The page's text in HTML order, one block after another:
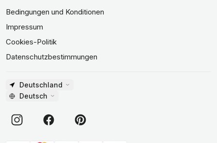
Bedingungen und Konditionen
Impressum
Cookies-Politik
Datenschutzbestimmungen
Deutschland
Deutsch